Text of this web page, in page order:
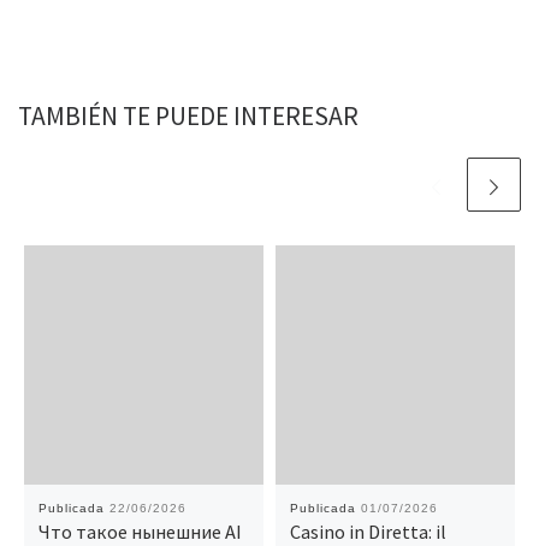
TAMBIÉN TE PUEDE INTERESAR
Publicada 22/06/2026
Что такое нынешние AI
Publicada 01/07/2026
Casino in Diretta: il